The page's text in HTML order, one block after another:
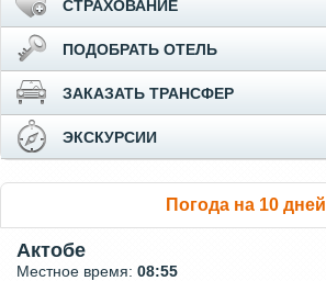
СТРАХОВАНИЕ
ПОДОБРАТЬ ОТЕЛЬ
ЗАКАЗАТЬ ТРАНСФЕР
ЭКСКУРСИИ
Погода на 10 дней
Актобе
Местное время: 08:55